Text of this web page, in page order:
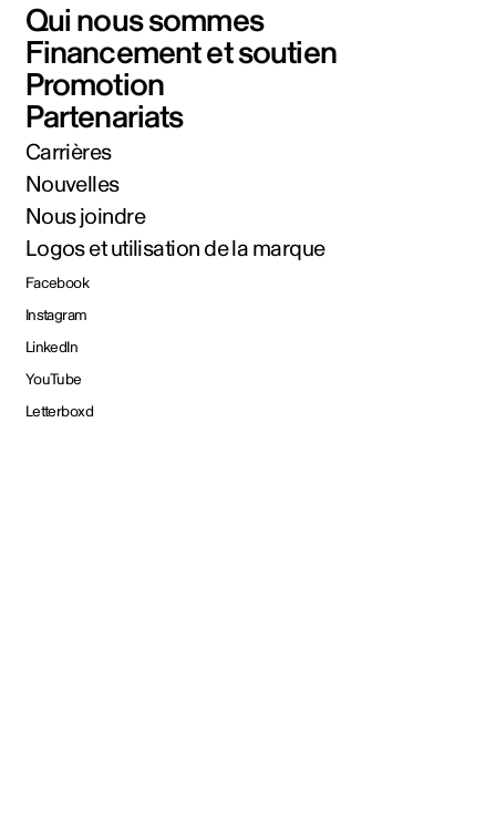
Qui nous sommes
Financement et soutien
Promotion
Partenariats
Carrières
Nouvelles
Nous joindre
Logos et utilisation de la marque
Facebook
Instagram
LinkedIn
YouTube
Letterboxd